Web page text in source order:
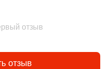
отзыв
отзыв